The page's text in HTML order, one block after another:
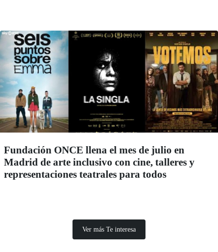
Fundación ONCE llena el mes de julio en
Madrid de arte inclusivo con cine, talleres y
representaciones teatrales para todos
Ver más Te interesa